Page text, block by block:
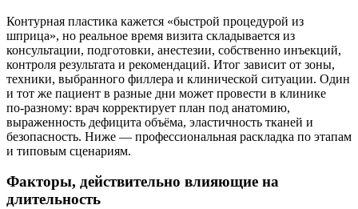
Контурная пластика кажется «быстрой процедурой из
шприца», но реальное время визита складывается из
консультации, подготовки, анестезии, собственно инъекций,
контроля результата и рекомендаций. Итог зависит от зоны,
техники, выбранного филлера и клинической ситуации. Один
и тот же пациент в разные дни может провести в клинике
по‑разному: врач корректирует план под анатомию,
выраженность дефицита объёма, эластичность тканей и
безопасность. Ниже — профессиональная раскладка по этапам
и типовым сценариям.
Факторы, действительно влияющие на
длительность